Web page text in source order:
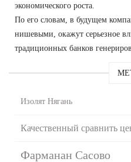
экономического роста.
По его словам, в будущем
нишевыми, окажут серьезное
традиционных банков
Изолят Нягань
Качественный сравнить
Фарманан Сасово